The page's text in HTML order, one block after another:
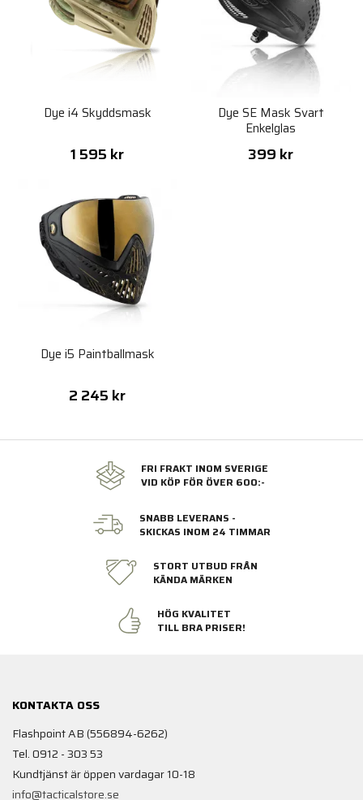
Dye i4 Skyddsmask
1 595 kr
Dye SE Mask Svart
Enkelglas
399 kr
Dye i5 Paintballmask
2 245 kr
FRI FRAKT INOM SVERIGE
VID KÖP FÖR ÖVER 600:-
SNABB LEVERANS -
SKICKAS INOM 24 TIMMAR
STORT UTBUD FRÅN
KÄNDA MÄRKEN
HÖG KVALITET
TILL BRA PRISER!
KONTAKTA OSS
Flashpoint AB (556894-6262)
Tel. 0912 - 303 53
Kundtjänst är öppen vardagar 10-18
info@tacticalstore.se